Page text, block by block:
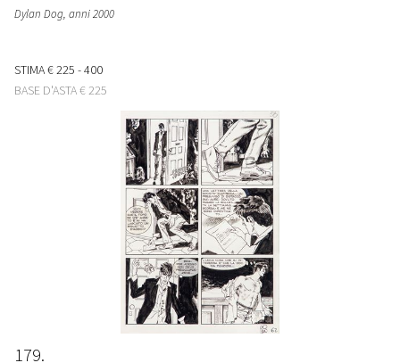
Dylan Dog, anni 2000
STIMA€ 225 - 400
BASE D'ASTA€ 225
179